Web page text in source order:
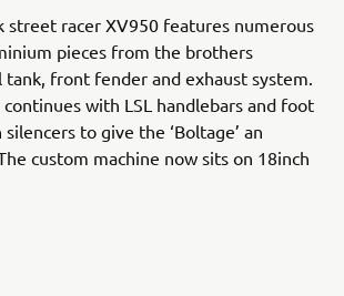
street racer XV950 features numerous
pieces from the brothers
front fender and exhaust system.
with LSL handlebars and foot
to give the ‘Boltage’ an
custom machine now sits on 18inch